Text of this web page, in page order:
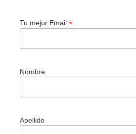
Tu mejor Email*
Nombre
Apellido